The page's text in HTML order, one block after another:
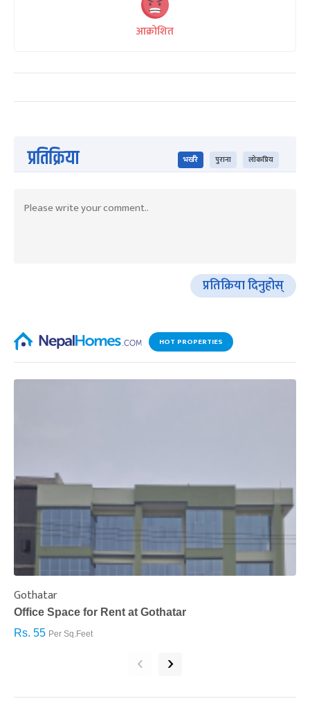
आक्रोशित
प्रतिक्रिया भर्खरै पुराना लोकप्रिय
प्रतिक्रिया दिनुहोस्
HOT PROPERTIES
Gothatar
Office Space for Rent at Gothatar
Rs. 55 Per Sq.Feet
‹ ›